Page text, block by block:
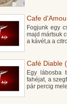
Cafe
Fogjunk egy
majd mártsuk
a kávét,a a
Café Diable
Egy lábosba
fahéjat, a
pár percig